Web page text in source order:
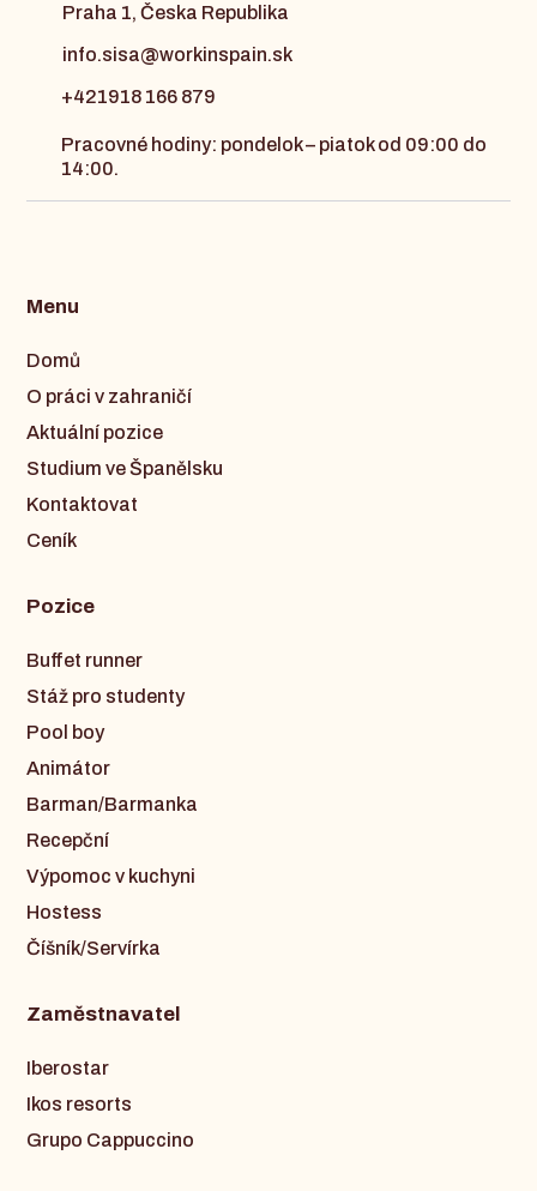
Praha 1, Česka Republika
info.sisa@workinspain.sk
+421918 166 879
Pracovné hodiny: pondelok – piatok od 09:00 do
14:00.
Menu
Domů
O práci v zahraničí
Aktuální pozice
Studium ve Španělsku
Kontaktovat
Ceník
Pozice
Buffet runner
Stáž pro studenty
Pool boy
Animátor
Barman/Barmanka
Recepční
Výpomoc v kuchyni
Hostess
Číšník/Servírka
Zaměstnavatel
Iberostar
Ikos resorts
Grupo Cappuccino